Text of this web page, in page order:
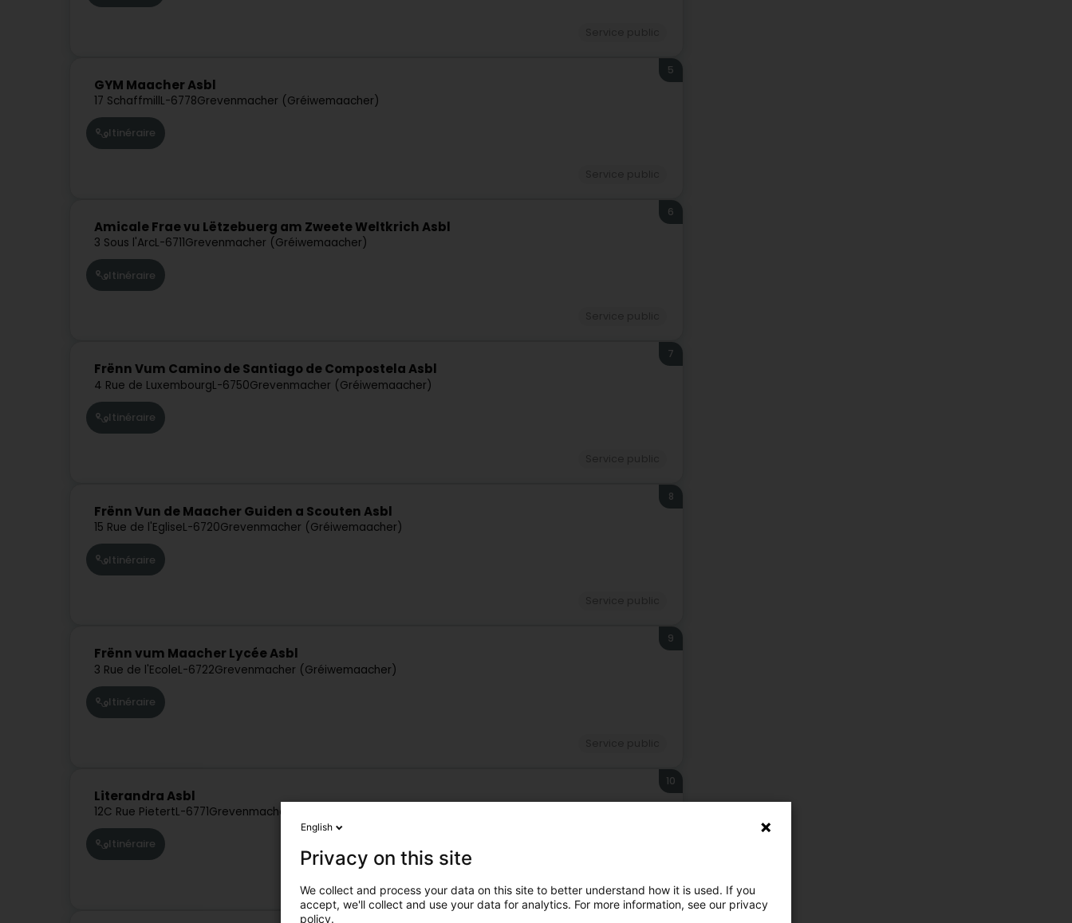
GYM Maacher Asbl
17 SchaffmillL-6778Grevenmacher (Gréiwemaacher)
5
Itinéraire
Amicale Frae vu Lëtzebuerg am Zweete Weltkrich Asbl
3 Sous l'ArcL-6711Grevenmacher (Gréiwemaacher)
6
Itinéraire
Frënn Vum Camino de Santiago de Compostela Asbl
4 Rue de LuxembourgL-6750Grevenmacher (Gréiwemaacher)
7
Itinéraire
Frënn Vun de Maacher Guiden a Scouten Asbl
15 Rue de l'EgliseL-6720Grevenmacher (Gréiwemaacher)
8
Itinéraire
Frënn vum Maacher Lycée Asbl
3 Rue de l'EcoleL-6722Grevenmacher (Gréiwemaacher)
9
Itinéraire
Literandra Asbl
12C Rue PietertL-6771Grevenmacher (Gréiwemaacher)
10
Itinéraire
Service public
English
Privacy on this site
We collect and process your data on this site to better understand how it is used. If you
accept, we'll collect and use your data for analytics. For more information, see our privacy
policy.